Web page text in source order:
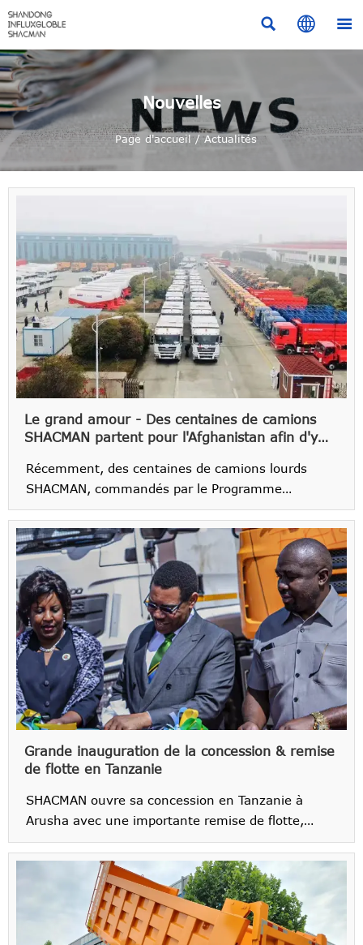
  
Nouvelles
Page d'accueil/Actualités
Le grand amour - Des centaines de camions
SHACMAN partent pour l'Afghanistan afin d'y
Récemment, des centaines de camions lourds
SHACMAN, commandés par le Programme
alimentaire mondial (PAM) des Nations unies, sont
partis pour l'Afghanistan, où ils seront chargés de
transporter des fournitures de secours.
Grande inauguration de la concession & remise
de flotte en Tanzanie
SHACMAN ouvre sa concession en Tanzanie à
Arusha avec une importante remise de flotte,
stimulant le transport, la construction, et la
logistique en Afrique de l'Est.